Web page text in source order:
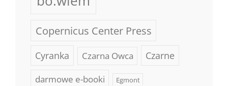
Copernicus Center Press
Cyranka Czarna Owca
Czarne
darmowe e-booki
Egmont